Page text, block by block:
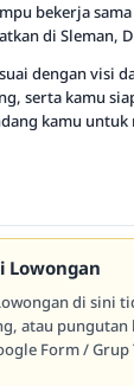
bekerja
di Sleman,
dengan visi
serta kamu
kamu
Lowongan
di sini
atau pungutan
Form / Grup